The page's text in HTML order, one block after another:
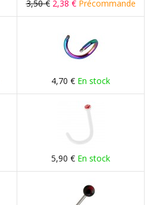
3,50 € 2,38 € Précommande
4,70 € En stock
5,90 € En stock